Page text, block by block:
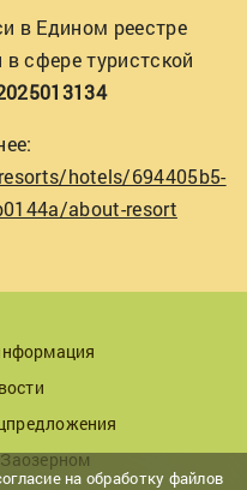
в Едином реестре
сфере туристской
hotels/694405b5-
about-resort
на обработку файлов